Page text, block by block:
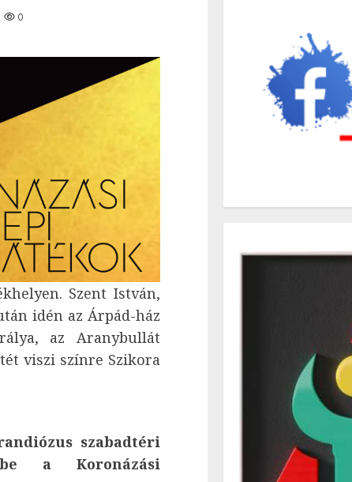
0
Szent István,
idén az Árpád-ház
az Aranybullát
viszi színre Szikora
szabadtéri
a Koronázási